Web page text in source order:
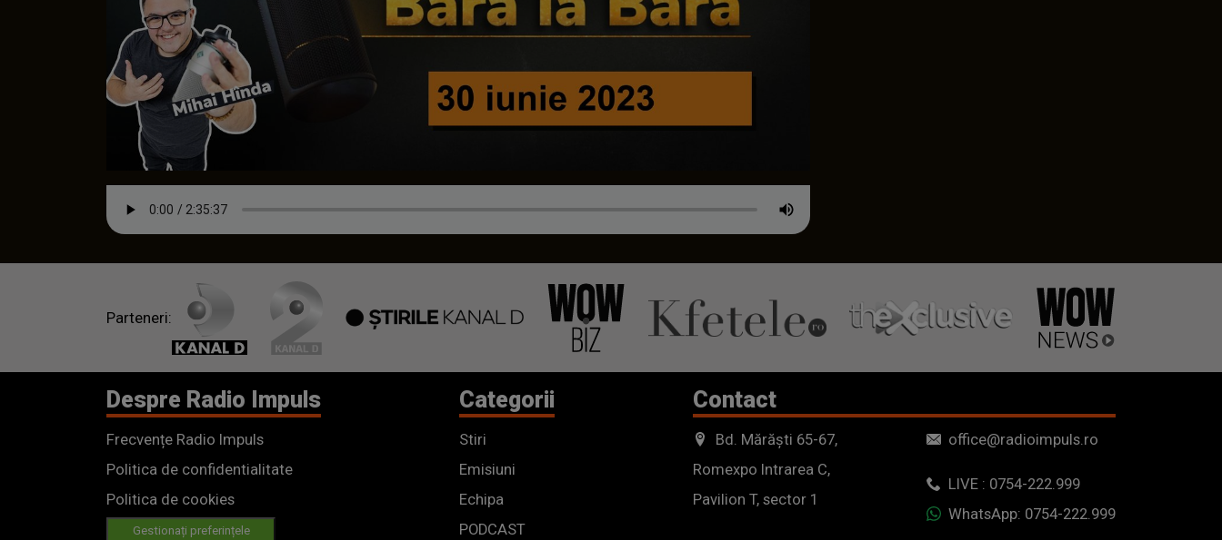
Parteneri:
Despre Radio Impuls
Frecvențe Radio Impuls
Politica de confidentialitate
Politica de cookies
Gestionați preferințele
Categorii
Stiri
Emisiuni
Echipa
PODCAST
Contact
Bd. Mărăști 65-67,
Romexpo Intrarea C,
Pavilion T, sector 1
office@radioimpuls.ro
LIVE : 0754-222.999
WhatsApp: 0754-222.999